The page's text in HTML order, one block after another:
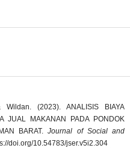
(2023). ANALISIS BIAYA
JUAL MAKANAN PADA PONDOK
BARAT.Journal of Social and
doi.org/10.54783/jser.v5i2.304